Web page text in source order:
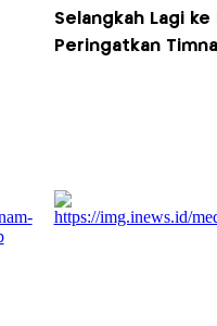
Selangkah Lagi
Peringatkan